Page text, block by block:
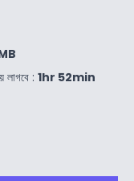
লাগবে : 1hr 52min